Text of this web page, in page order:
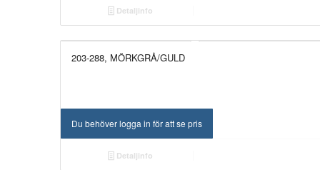
Detaljinfo
203-288, MÖRKGRÅ/GULD
Du behöver logga in för att se pris
Detaljinfo